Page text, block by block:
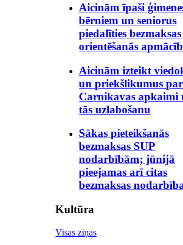
Aicinām īpaši
bērniem un seniorus
piedalīties bezmaksas
orientēšanās
Aicinām izteikt
un priekšlikumus par
Carnikavas apkaimi
tās uzlabošanu
Sākas pieteikšanās
bezmaksas SUP
nodarbībām; jūnijā
pieejamas arī citas
bezmaksas
Kultūra
Visas ziņas